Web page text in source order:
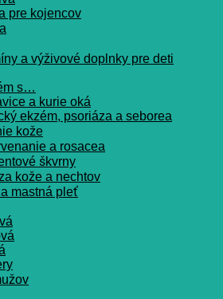
pre kojencov
a výživové doplnky pre deti
s…
a kurie oká
ekzém, psoriáza a seborea
kože
a rosacea
škvrny
kože a nechtov
mastná pleť